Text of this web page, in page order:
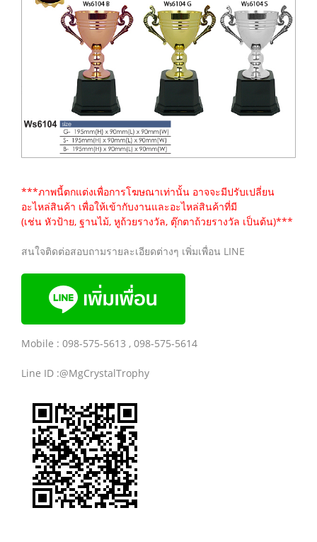
***ภาพนี้ตกแต่งเพื่อการโฆษณาเท่านั้น อาจจะมีปรับเปลี่ยน
อะไหล่สินค้า เพื่อให้เข้ากับงานและอะไหล่สินค้าที่มี
(เช่น หัวป้าย, ฐานไม้, หูถ้วยรางวัล, ตุ๊กตาถ้วยรางวัล เป็นต้น)***
สนใจติดต่อสอบถามรายละเอียดต่างๆ เพิ่มเพื่อน LINE
Mobile : 098-575-5613 , 098-575-5614
Line ID :@MgCrystalTrophy